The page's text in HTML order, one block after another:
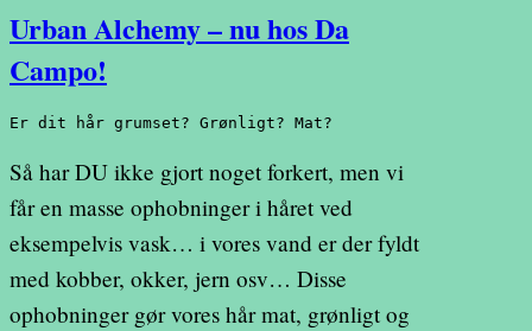
Urban Alchemy – nu hos Da
Campo!
Er dit hår grumset? Grønligt? Mat?
Så har DU ikke gjort noget forkert, men vi
får en masse ophobninger i håret ved
eksempelvis vask… i vores vand er der fyldt
med kobber, okker, jern osv… Disse
ophobninger gør vores hår mat, grønligt og